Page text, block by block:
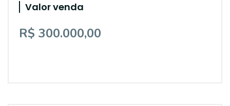
Valor venda
R$ 300.000,00